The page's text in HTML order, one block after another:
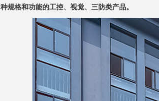
种规格和功能的工控、视觉、三防类产品。